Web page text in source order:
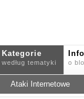
Kategorie
według tematyki o
Ataki Internetowe